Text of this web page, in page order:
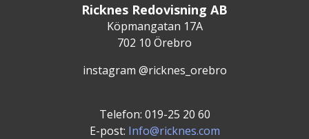
Ricknes Redovisning AB
Köpmangatan 17A
702 10 Örebro
instagram @ricknes_orebro
Telefon: 019-25 20 60
E-post: Info@ricknes.com